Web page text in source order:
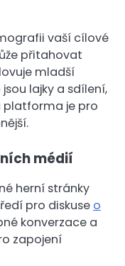
vaší cílové
přitahovat
mladší
lajky a sdílení,
je pro
médií
herní stránky
pro diskuse o
konverzace a
zapojení